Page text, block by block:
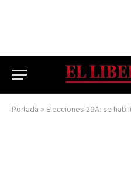
Portada » Elecciones 29A: se habilitó el